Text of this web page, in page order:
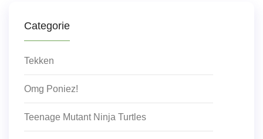
Categorie
Tekken
Omg Poniez!
Teenage Mutant Ninja Turtles